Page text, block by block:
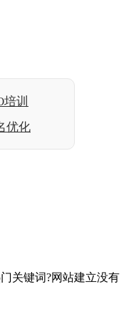
培训
优化
关键词?网站建立没有